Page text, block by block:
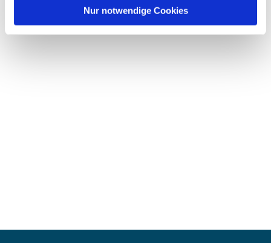
Nur notwendige Cookies